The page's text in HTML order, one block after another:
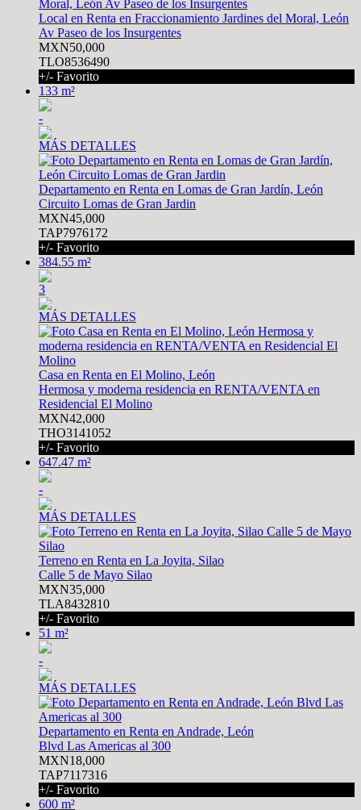
Local en Renta en Fraccionamiento Jardines del Moral, León
Av Paseo de los Insurgentes
MXN50,000
TLO8536490
+/- Favorito
133 m²
-
MÁS DETALLES
Departamento en Renta en Lomas de Gran Jardín, León
Circuito Lomas de Gran Jardin
MXN45,000
TAP7976172
+/- Favorito
384.55 m²
3
MÁS DETALLES
Casa en Renta en El Molino, León
Hermosa y moderna residencia en RENTA/VENTA en
Residencial El Molino
MXN42,000
THO3141052
+/- Favorito
647.47 m²
-
MÁS DETALLES
Terreno en Renta en La Joyita, Silao
Calle 5 de Mayo Silao
MXN35,000
TLA8432810
+/- Favorito
51 m²
-
MÁS DETALLES
Departamento en Renta en Andrade, León
Blvd Las Americas al 300
MXN18,000
TAP7117316
+/- Favorito
600 m²